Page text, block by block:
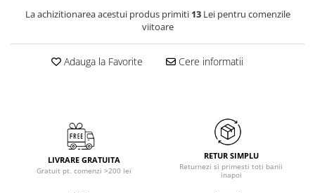
La achizitionarea acestui produs primiti 13Lei pentru comenzile
viitoare
Adauga la Favorite Cere informatii
LIVRARE GRATUITA
Gratuit pt. comenzi >200 lei
RETUR SIMPLU
Returnezi si primesti toti banii
inapoi